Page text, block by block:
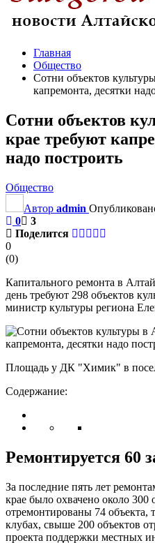
Главная
Общество
Сотни объектов
капремонта, десятки
Сотни объектов
крае требуют
надо построить
Общество
Автор admin
0
3
Поделится
0
(0)
Капитального ремонта в
день требуют 298 объектов
министр культуры региона
Площадь у ДК "Химик" в
Содержание:
Ремонтируется 60
За последние пять лет
крае было охвачено около 300
отремонтированы 74 объекта,
клубах, свыше 200 объектов
проекта поддержки местных